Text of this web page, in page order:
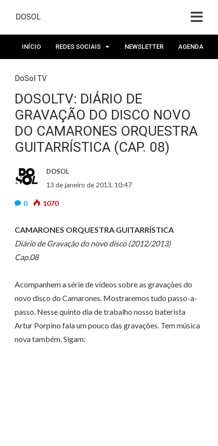
DOSOL
INÍCIO REDES SOCIAIS NEWSLETTER AGENDA
DoSol TV
DOSOLTV: DIÁRIO DE
GRAVAÇÃO DO DISCO NOVO
DO CAMARONES ORQUESTRA
GUITARRÍSTICA (CAP. 08)
DOSOL
13 de janeiro de 2013, 10:47
0 1070
CAMARONES ORQUESTRA GUITARRÍSTICA
Diário de Gravação do novo disco (2012/2013)
Cap.08
Acompanhem a série de vídeos sobre as gravações do
novo disco do Camarones. Mostraremos tudo passo-a-
passo. Nesse quinto dia de trabalho nosso baterista
Artur Porpino fala um pouco das gravações. Tem música
nova também. Sigam: